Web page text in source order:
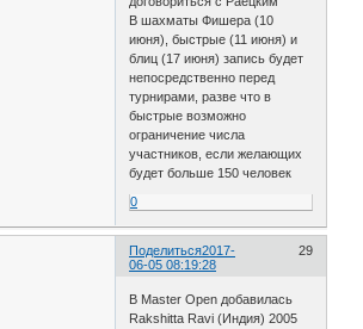
В шахматы Фишера (10
июня), быстрые (11 июня) и
блиц (17 июня) запись будет
непосредственно перед
турнирами, разве что в
быстрые возможно
ограничение числа
участников, если желающих
будет больше 150 человек
0
Поделиться 29
2017-
06-05 08:19:28
В Master Open добавилась
Rakshitta Ravi (Индия) 2005